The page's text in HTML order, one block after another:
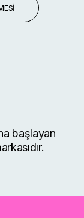
başlayan